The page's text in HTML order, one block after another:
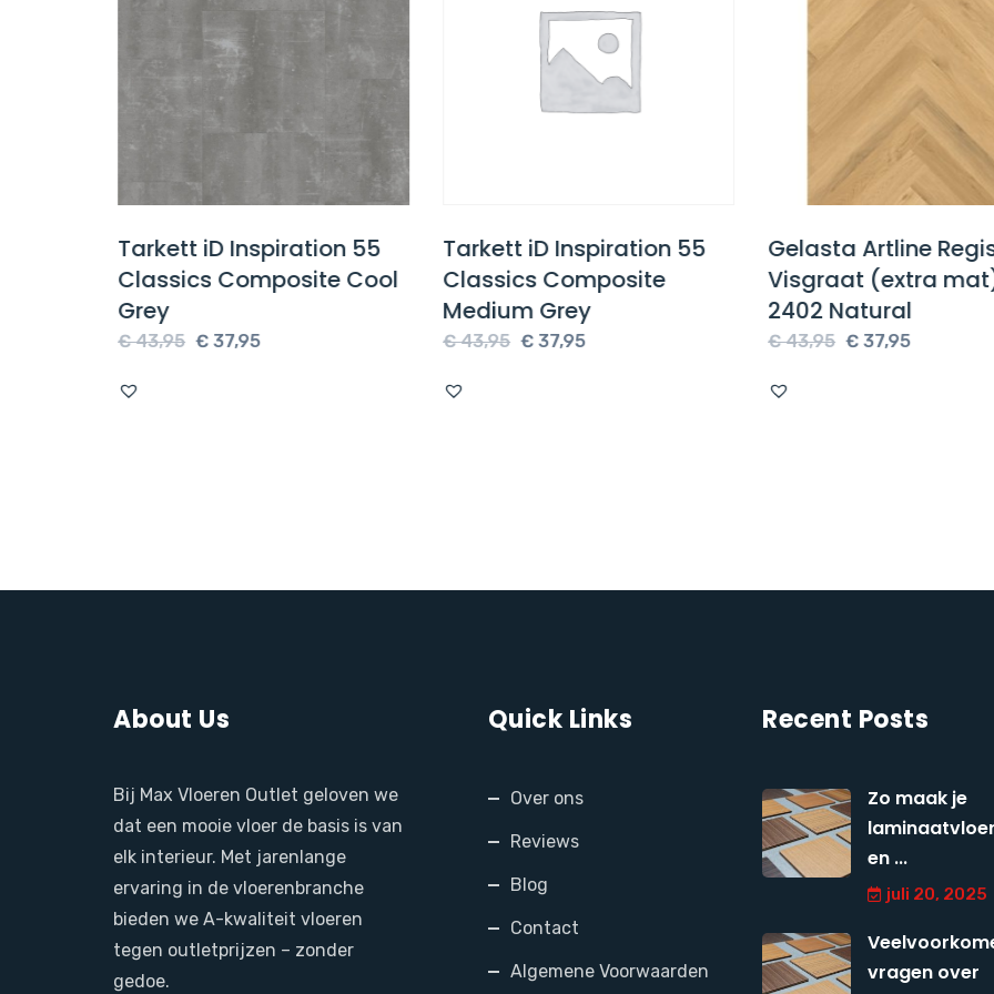
Tarkett iD Inspiration 55
Classics Composite Cool
Grey
€43,95
Oorspronkelijke
€37,95Huidige
Tarkett iD Inspiration 55
Classics Composite
Medium Grey
€43,95
Oorspronkelijke
€37,95Huidige
Gelasta Artline
Visgraat (extra
2402 Natural
€43,95
Oorspronkelijke
€37,95Huidige
About Us
Bij Max Vloeren Outlet geloven we
dat een mooie vloer de basis is van
elk interieur. Met jarenlange
ervaring in de vloerenbranche
bieden we A-kwaliteit vloeren
tegen outletprijzen – zonder
gedoe.
Quick Links
Over ons
Reviews
Blog
Contact
Algemene Voorwaarden
Recent Posts
Zo maak je
en ...
juli 20, 2025
vragen over